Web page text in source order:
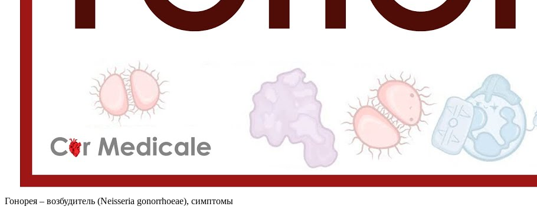
Гонорея – возбудитель (Neisseria gonorrhoeae), симптомы